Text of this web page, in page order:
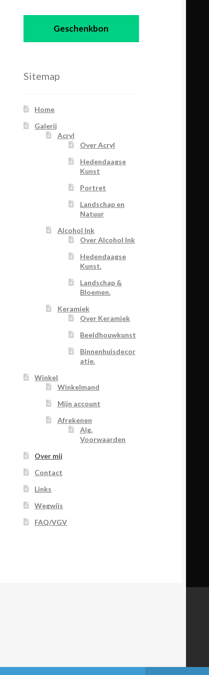
Geschenkbon
Sitemap
Home
Galerij
Acryl
Over Acryl
Hedendaagse
Kunst
Portret
Landschap en
Natuur
Alcohol Ink
Over Alcohol Ink
Hedendaagse
Kunst.
Landschap &
Bloemen.
Keramiek
Over Keramiek
Beeldhouwkunst
Binnenhuisdecor
atie.
Winkel
Winkelmand
Mijn account
Afrekenen
Alg.
Voorwaarden
Over mij
Contact
Links
Wegwijs
FAQ/VGV